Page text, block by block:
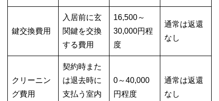
鍵交換費用
入居前に玄
関鍵を交換
する費用
16,500～
30,000円程
度
通常は返還
なし
クリーニン
グ費用
契約時また
は退去時に
支払う室内
0～40,000
円程度
通常は返還
なし